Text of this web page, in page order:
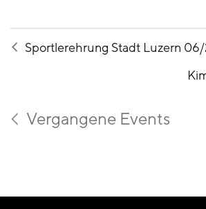
Sportlerehrung Stadt Luzern
Vergangene Events